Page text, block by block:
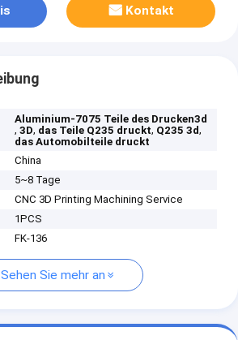
Kontakt
Aluminium-7075 Teile des Drucken3d
,3D, das Teile Q235 druckt, Q235 3d,
das Automobilteile druckt
China
5~8 Tage
CNC 3D Printing Machining Service
1PCS
FK-136
Sehen Sie mehr an